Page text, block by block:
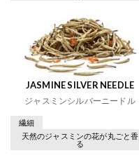
JASMINE SILVER NEEDLE
ジャスミンシルバーニードル
繊細
天然のジャスミンの花が丸ごと香
る